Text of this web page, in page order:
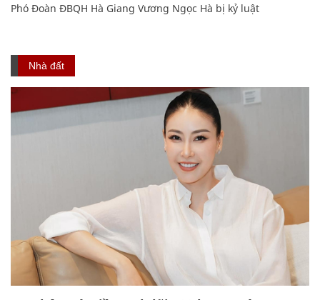
Phó Đoàn ĐBQH Hà Giang Vương Ngọc Hà bị kỷ luật
Nhà đất